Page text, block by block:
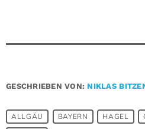
GESCHRIEBEN VON: NIKLAS
ALLGÄU BAYERN HAGEL